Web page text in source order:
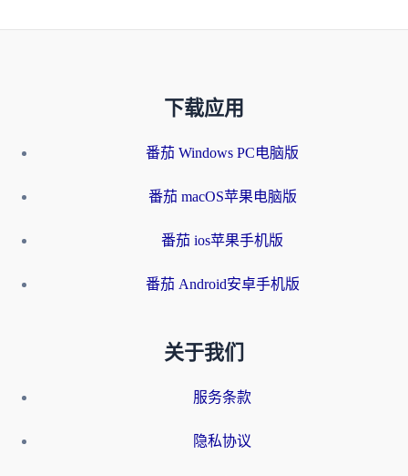
下载应用
番茄 Windows PC电脑版
番茄 macOS苹果电脑版
番茄 ios苹果手机版
番茄 Android安卓手机版
关于我们
服务条款
隐私协议